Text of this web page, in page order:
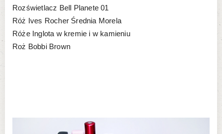
Rozświetlacz Bell Planete 01
Róż Ives Rocher Średnia Morela
Róże Inglota w kremie i w kamieniu
Roż Bobbi Brown